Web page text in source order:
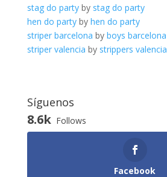
stag do partyby stag do party
hen do partyby hen do party
striper barcelona by boys barcelona
striper valencia by strippers valencia
Síguenos
8.6k Follows
Facebook